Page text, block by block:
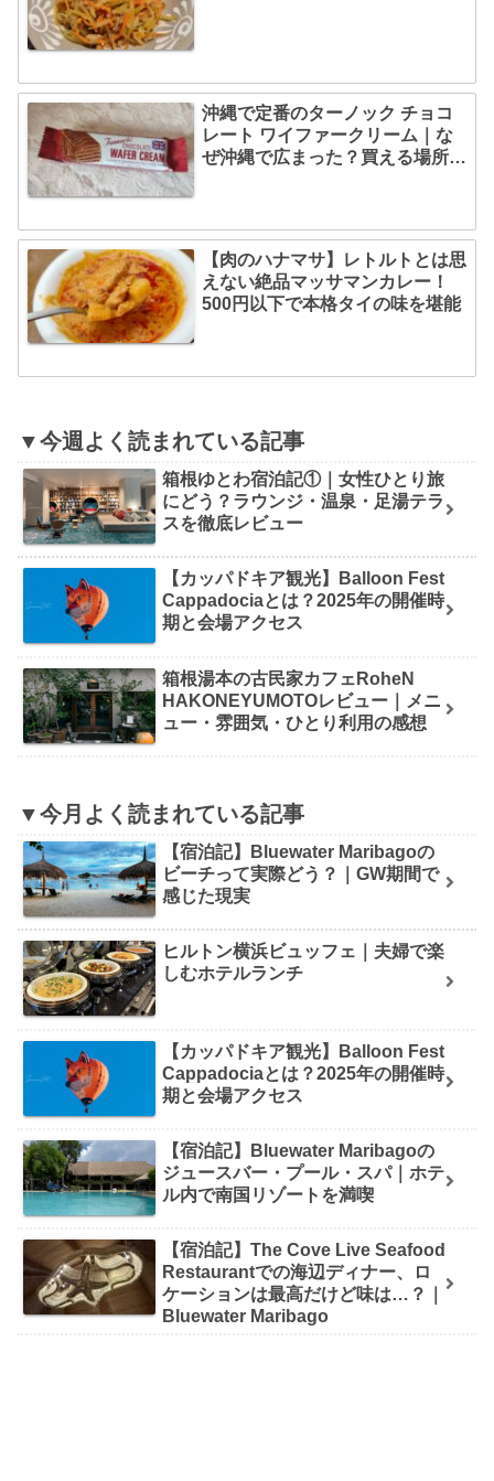
沖縄で定番のターノック チョコ
レート ワイファークリーム｜な
ぜ沖縄で広まった？買える場所も
【肉のハナマサ】レトルトとは思
えない絶品マッサマンカレー！
500円以下で本格タイの味を堪能
▼今週よく読まれている記事
箱根ゆとわ宿泊記①｜女性ひとり旅
にどう？ラウンジ・温泉・足湯テラ
スを徹底レビュー
【カッパドキア観光】Balloon Fest
Cappadociaとは？2025年の開催時
期と会場アクセス
箱根湯本の古民家カフェRoheN
HAKONEYUMOTOレビュー｜メニ
ュー・雰囲気・ひとり利用の感想
▼今月よく読まれている記事
【宿泊記】Bluewater Maribagoの
ビーチって実際どう？｜GW期間で
感じた現実
ヒルトン横浜ビュッフェ｜夫婦で楽
しむホテルランチ
【カッパドキア観光】Balloon Fest
Cappadociaとは？2025年の開催時
期と会場アクセス
【宿泊記】Bluewater Maribagoの
ジュースバー・プール・スパ｜ホテ
ル内で南国リゾートを満喫
【宿泊記】The Cove Live Seafood
Restaurantでの海辺ディナー、ロ
ケーションは最高だけど味は…？｜
Bluewater Maribago